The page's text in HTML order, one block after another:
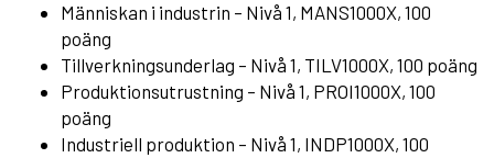
Människan i industrin – Nivå 1, MANS1000X, 100
poäng
Tillverkningsunderlag – Nivå 1, TILV1000X, 100 poäng
Produktionsutrustning – Nivå 1, PROI1000X, 100
poäng
Industriell produktion – Nivå 1, INDP1000X, 100